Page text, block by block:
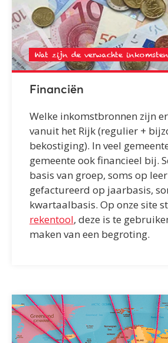
Wat zijn de verwachte
Financiën
Welke inkomstbronnen zijn
vanuit het Rijk (regulier +
bekostiging). In veel
gemeente ook financieel bij.
basis van groep, soms op
gefactureerd op jaarbasis,
kwartaalbasis. Op onze site
rekentool, deze is te
maken van een begroting.